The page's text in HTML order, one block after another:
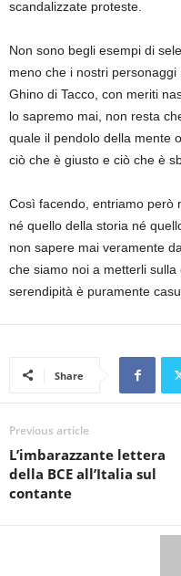
scandalizzate proteste.
Non sono begli esempi di
meno che i nostri
Ghino di Tacco, con meriti
lo sapremo mai, non resta
quale il pendolo della mente
ciò che è giusto e ciò che è
Così facendo, entriamo però
né quello della storia né
non sapere mai veramente
che siamo noi a metterli
serendipità è puramente
Share
Previous article
L’imbarazzante lettera
della BCE all’Italia sul
contante